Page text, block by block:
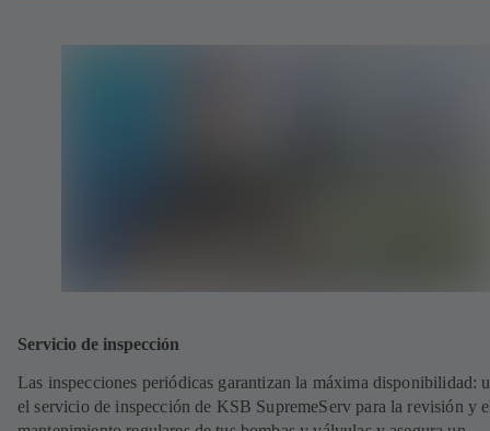
Servicio de inspección
Las inspecciones periódicas garantizan la máxima disponibilidad:
el servicio de inspección de KSB SupremeServ para la revisión y